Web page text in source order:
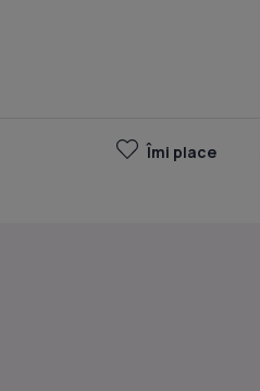
Îmi place